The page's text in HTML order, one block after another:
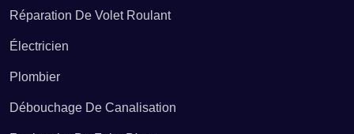
Recherche de fuite d'eau Andilly
Recherche de fuite d'eau Angomont
Réparation De Volet Roulant
Électricien
Plombier
Débouchage De Canalisation